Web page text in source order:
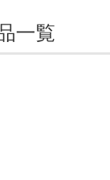
一覧